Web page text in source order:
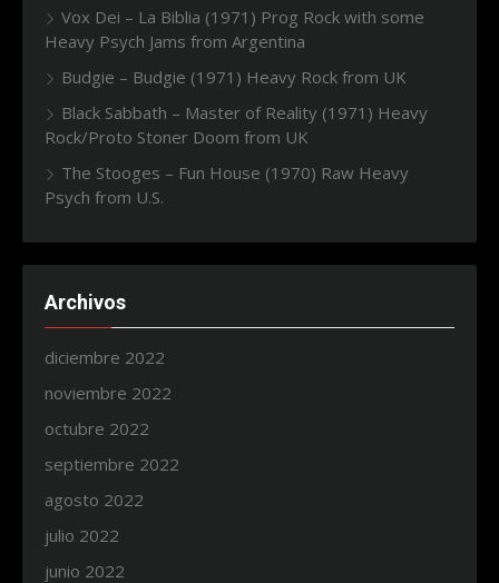
Vox Dei – La Biblia (1971) Prog Rock with some
Heavy Psych Jams from Argentina
Budgie – Budgie (1971) Heavy Rock from UK
Black Sabbath – Master of Reality (1971) Heavy
Rock/Proto Stoner Doom from UK
The Stooges – Fun House (1970) Raw Heavy
Psych from U.S.
Archivos
diciembre 2022
noviembre 2022
octubre 2022
septiembre 2022
agosto 2022
julio 2022
junio 2022